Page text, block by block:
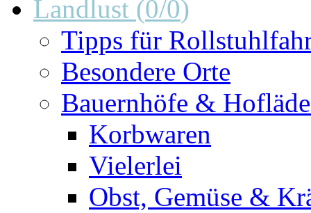
Landlust (0/0)
Tipps für
Besondere Orte
Bauernhöfe &
Korbwaren
Vielerlei
Obst, Gemüse &